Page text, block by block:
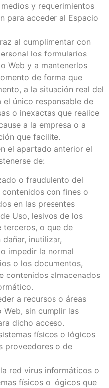
y requerimientos
para acceder al Espacio
al cumplimentar con
los formularios
Web y a mantenerlos
de forma que
a la situación real del
el único responsable de
o inexactas que realice
a la empresa o a
que facilite.
el apartado anterior el
de:
o fraudulento del
con fines o
en las presentes
Uso, lesivos de los
terceros, o que de
inutilizar,
impedir la normal
o los documentos,
contenidos almacenados
a recursos o áreas
Web, sin cumplir las
dicho acceso.
físicos o lógicos
proveedores o de
red virus informáticos o
físicos o lógicos que